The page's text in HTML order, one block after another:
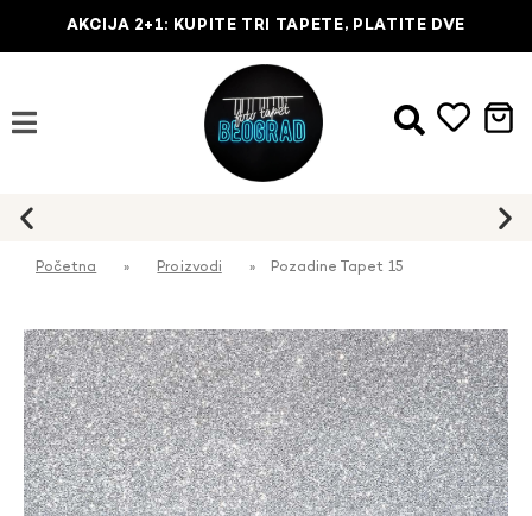
AKCIJA 2+1: KUPITE TRI TAPETE, PLATITE DVE
Početna » Proizvodi » Pozadine Tapet 15